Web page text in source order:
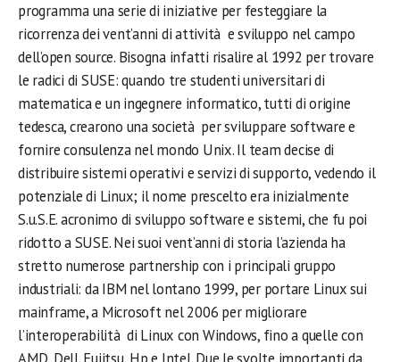
programma una serie di iniziative per festeggiare la
ricorrenza dei vent’anni di attività e sviluppo nel campo
dell’open source. Bisogna infatti risalire al 1992 per trovare
le radici di SUSE: quando tre studenti universitari di
matematica e un ingegnere informatico, tutti di origine
tedesca, crearono una società per sviluppare software e
fornire consulenza nel mondo Unix. Il team decise di
distribuire sistemi operativi e servizi di supporto, vedendo il
potenziale di Linux; il nome prescelto era inizialmente
S.u.S.E. acronimo di sviluppo software e sistemi, che fu poi
ridotto a SUSE. Nei suoi vent’anni di storia l’azienda ha
stretto numerose partnership con i principali gruppo
industriali: da IBM nel lontano 1999, per portare Linux sui
mainframe, a Microsoft nel 2006 per migliorare
l’interoperabilità di Linux con Windows, fino a quelle con